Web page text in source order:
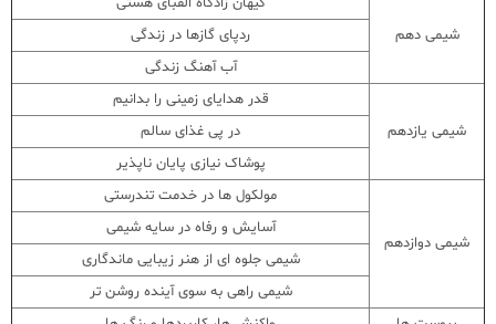
شیمی دهم
ردپای گازها در زندگی
آب آهنگ زندگی
شیمی یازدهم
قدر هدایای زمینی را بدانیم
در پی غذای سالم
پوشاک نیازی پایان ناپذیر
شیمی دوازدهم
مولکول ها در خدمت تندرستی
آسایش و رفاه در سایه شیمی
شیمی جلوه ای از هنر زیبایی ماندگاری
شیمی راهی به سوی آینده روشن تر